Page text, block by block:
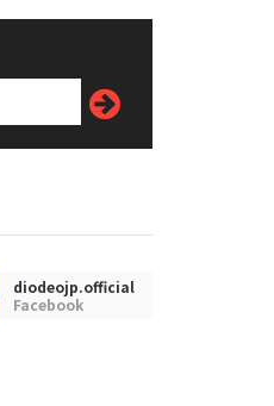
diodeojp.official
Facebook